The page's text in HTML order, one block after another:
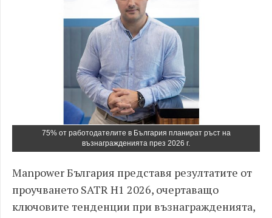
75% от работодателите в България планират ръст на
възнагражденията през 2026 г.
Manpower България представя резултатите от
проучването SATR H1 2026, очертаващо
ключовите тенденции при възнагражденията,